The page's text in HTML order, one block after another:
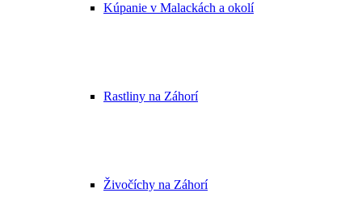
Kúpanie v Malackách a okolí
Rastliny na Záhorí
Živočíchy na Záhorí